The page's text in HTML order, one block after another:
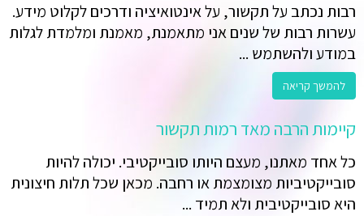
רבות נכתב על תקשור, על אינטואיציה ודרכים לקלוט מידע.
עשרות רבות של שנים אני מתאמנת, מאמנת ומלמדת לגלות
במודע ולהשתמש ...
להמשך קריאה
קיימות הרבה מאד רמות תקשור
כל אחד מאתנו, מעצם היותו סובייקטיבי. יכולה להיות
סובייקטיביות מצומצמת או רחבה. מכאן שכל תלות חיצונית
היא סובייקטיבית ולא תמיד ...